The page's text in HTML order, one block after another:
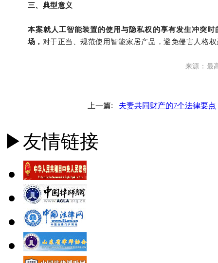
三、典型意义
本案就人工智能装置的使用与隐私权的享有发生冲突
场， 对于正当、规范使用智能家居产品，避免侵害人格
来源：最
上一篇: 夫妻共同财产的7个法律要点
▶友情链接